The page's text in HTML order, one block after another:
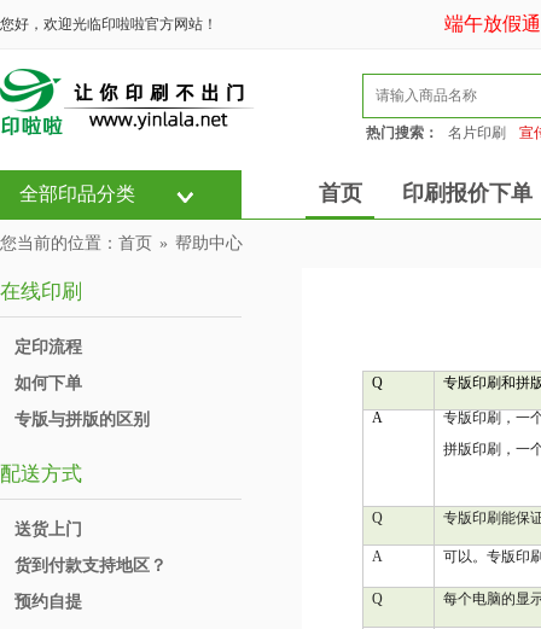
您好，欢迎光临印啦啦官方网站！ 端午放假通知
热门搜索： 名片印刷 宣
全部印品分类 首页 印刷报价下单
您当前的位置： 首页 » 帮助中心
在线印刷
定印流程
如何下单
专版与拼版的区别
配送方式
送货上门
货到付款支持地区？
预约自提
Q 专版印刷和拼
A
专版印刷，一
拼版印刷，一
Q 专版印刷能保
A 可以。专版印
Q 每个电脑的显